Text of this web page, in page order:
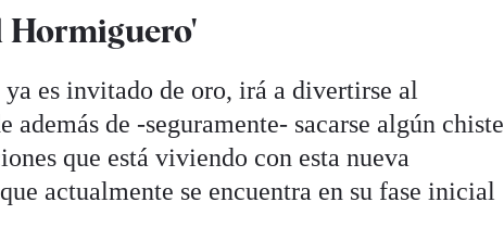
Hormiguero'
es invitado de oro, irá a divertirse al
además de -seguramente- sacarse algún chiste
que está viviendo con esta nueva
actualmente se encuentra en su fase inicial